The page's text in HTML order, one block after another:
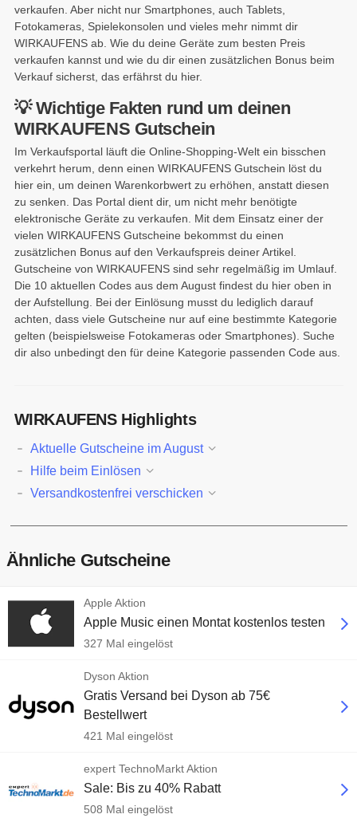
verkaufen. Aber nicht nur Smartphones, auch Tablets,
Fotokameras, Spielekonsolen und vieles mehr nimmt dir
WIRKAUFENS ab. Wie du deine Geräte zum besten Preis
verkaufen kannst und wie du dir einen zusätzlichen Bonus beim
Verkauf sicherst, das erfährst du hier.
💡 Wichtige Fakten rund um deinen
WIRKAUFENS Gutschein
Im Verkaufsportal läuft die Online-Shopping-Welt ein bisschen
verkehrt herum, denn einen WIRKAUFENS Gutschein löst du
hier ein, um deinen Warenkorbwert zu erhöhen, anstatt diesen
zu senken. Das Portal dient dir, um nicht mehr benötigte
elektronische Geräte zu verkaufen. Mit dem Einsatz einer der
vielen WIRKAUFENS Gutscheine bekommst du einen
zusätzlichen Bonus auf den Verkaufspreis deiner Artikel.
Gutscheine von WIRKAUFENS sind sehr regelmäßig im Umlauf.
Die 10 aktuellen Codes aus dem August findest du hier oben in
der Aufstellung. Bei der Einlösung musst du lediglich darauf
achten, dass viele Gutscheine nur auf eine bestimmte Kategorie
gelten (beispielsweise Fotokameras oder Smartphones). Suche
dir also unbedingt den für deine Kategorie passenden Code aus.
WIRKAUFENS Highlights
Aktuelle Gutscheine im August
Hilfe beim Einlösen
Versandkostenfrei verschicken
Ähnliche Gutscheine
Apple Aktion
Apple Music einen Montat kostenlos testen
327 Mal eingelöst
Dyson Aktion
Gratis Versand bei Dyson ab 75€
Bestellwert
421 Mal eingelöst
expert TechnoMarkt Aktion
Sale: Bis zu 40% Rabatt
508 Mal eingelöst